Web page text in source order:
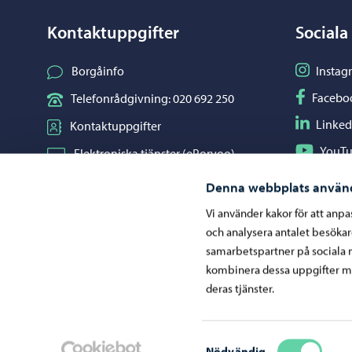
Denna webbplats
Vi använder kakor för att
och analysera antalet
samarbetspartner på sociala
kombinera dessa uppgifter
deras tjänster.
Kontaktuppgifter
Borgåinfo
Telefonrådgivning: 020 692 250
Kontaktuppgifter
Elektroniska tjänster (ePorvoo)
Kartor och lägesinformation
Följ på
Följ på
Följ på
Följ på
Ge respons